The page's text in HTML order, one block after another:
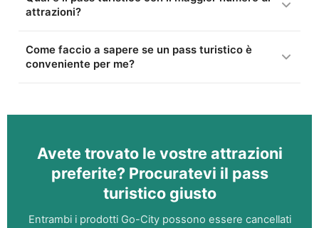
attrazioni?
Come faccio a sapere se un pass turistico è
conveniente per me?
Avete trovato le vostre attrazioni
preferite? Procuratevi il pass
turistico giusto
Entrambi i prodotti Go-City possono essere cancellati